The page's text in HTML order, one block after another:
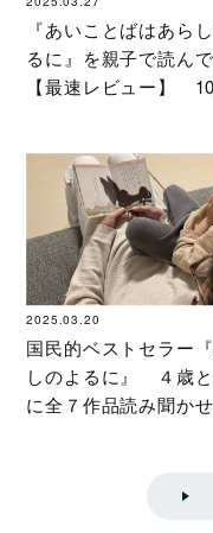
『あいことばはあら
るに』を親子で読ん
【最速レビュー】
2025.03.20
国民的ベストセラー
しのよるに』 ４歳
に全７作品読み聞か
ライ 親が感激した